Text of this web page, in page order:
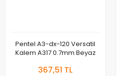
Pentel A3-dx-120 Versatil
Kalem A317 0.7mm Beyaz
367,51 TL